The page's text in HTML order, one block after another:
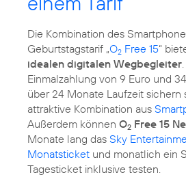
Die Kombination des
Geburtstagstarif „O2 Free 15“
idealen digitalen Wegbegleiter
Einmalzahlung von 9 Euro und
über 24 Monate Laufzeit sichern
attraktive Kombination aus
Außerdem können O2 Free 15
Monate lang das Sky
Monatsticket und monatlich ein
Tagesticket inklusive testen.